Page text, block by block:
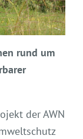
rund um
der AWN